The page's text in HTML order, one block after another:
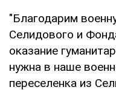
"Благодарим
Селидового и
оказание
нужна в наше
переселенка из